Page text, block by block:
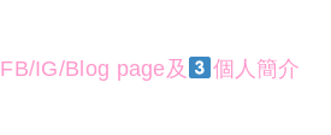
FB/IG/Blog page及
個人簡介